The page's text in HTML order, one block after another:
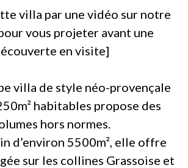
villa par une vidéo sur notre
vous projeter avant une
en visite]
villa de style néo-provençale
habitables propose des
hors normes.
d’environ 5500m², elle offre
sur les collines Grassoise et